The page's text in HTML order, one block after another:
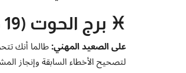
♓ برج الحوت (19 فبراير - 20 مارس)
على الصعيد المهني:طالما أنك
لتصحيح الأخطاء السابقة وإنجاز